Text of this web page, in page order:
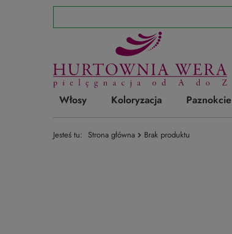
Włosy Koloryzacja Paznokcie
Jesteś tu: Strona główna Brak produktu